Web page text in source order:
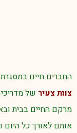
החברים חיים
צוות צעיר של
מרקם החיים בבית
אותם לאורך כל